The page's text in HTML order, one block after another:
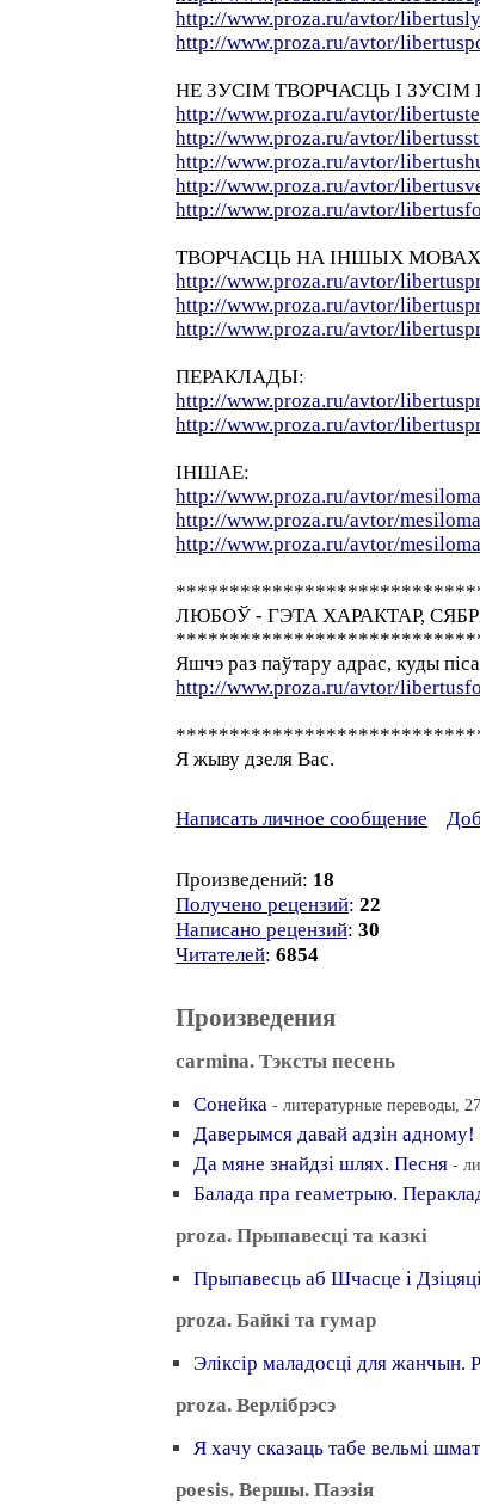
http://www.proza.ru/avtor/
http://www.proza.ru/avtor/
НЕ ЗУСІМ ТВОРЧАСЦЬ І ЗУСІМ
http://www.proza.ru/avtor/
http://www.proza.ru/avtor/
http://www.proza.ru/avtor/
http://www.proza.ru/avtor/
http://www.proza.ru/avtor/
ТВОРЧАСЦЬ НА ІНШЫХ
http://www.proza.ru/avtor/
http://www.proza.ru/avtor/
http://www.proza.ru/avtor/
ПЕРАКЛАДЫ:
http://www.proza.ru/avtor/
http://www.proza.ru/avtor/
ІНШАЕ:
http://www.proza.ru/avtor/
http://www.proza.ru/avtor/
http://www.proza.ru/avtor/
ЛЮБОЎ - ГЭТА ХАРАКТАР,
Яшчэ раз паўтару адрас, куды
http://www.proza.ru/avtor/
Я жыву дзеля Вас.
Написать личное сообщение
Произведений: 18
Получено рецензий: 22
Написано рецензий: 30
Читателей: 6854
Произведения
carmina. Тэксты песень
Сонейка - литературные переводы,
Даверымся давай адзiн
Да мяне знайдзi шлях. Песня -
Балада пра геаметрыю.
proza. Прыпавесцi та казкi
Прыпавесць аб Шчасце i
proza. Байкi та гумар
Элiксiр маладосцi для жанчын.
proza. Верлiбрэсэ
Я хачу сказаць табе вельмi
poesis. Вершы. Паэзiя